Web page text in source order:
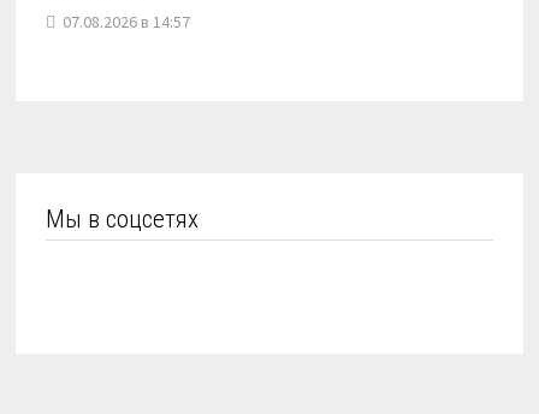
07.08.2026 в 14:57
Мы в соцсетях